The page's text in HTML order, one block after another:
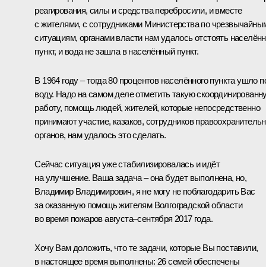
реагирования, силы и средства перебросили, и вместе
с жителями, с сотрудниками Министерства по
ситуациям, органами власти нам удалось отстоять
пункт, и вода не зашла в населённый пункт.
В 1964 году – тогда 80 процентов населённого пункта ушло
воду. Надо на самом деле отметить такую
работу, помощь людей, жителей, которые непосредственно
принимают участие, казаков, сотрудников
органов, нам удалось это сделать.
Сейчас ситуация уже стабилизировалась и идёт
на улучшение. Ваша задача – она будет выполнена, но,
Владимир Владимирович, я не могу не поблагодарить Вас
за оказанную помощь жителям Волгоградской области
во время пожаров августа–сентября 2017 года.
Хочу Вам доложить, что те задачи, которые Вы поставили,
в настоящее время выполнены: 26 семей обеспечены